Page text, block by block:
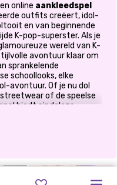
online aankleedspel
outfits creëert, idol-
en van beginnende
K-pop-superster. Als je
wereld van K-
avontuur klaar om
sprankelende
schoollooks, elke
avontuur. Of je nu dol
streetwear of de speelse
biedt eindeloze
mode-